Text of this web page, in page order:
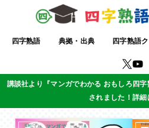
四字熟語 典拠・出典 四字熟語
講談社より『マンガでわかる おもしろ四
されました！詳細